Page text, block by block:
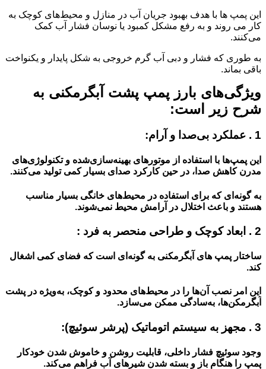
این پمپ ها با هدف بهبود جریان آب در منازل و محیط‌های کوچک به
کار می روند و به رفع مشکل کمبود یا نوسان فشار آب کمک
می‌کنند.
به طوری که فشار و دبی آب گرم خروجی به شکل پایدار و یکنواخت
باقی بماند.
ویژگی‌های بارز پمپ پشت آبگرمکنی به
شرح زیر است:
1 . عملکرد بی‌صدا و آرام:
این پمپ‌ها با استفاده از موتورهای بهینه‌سازی‌شده و تکنولوژی‌های
مدرن کاهش صدا، در حین کارکرد صدای بسیار کمی تولید می‌کنند.
به گونه‌ای که برای استفاده در محیط‌های خانگی بسیار مناسب
هستند و باعث اختلال در آرامش محیط نمی‌شوند.
2 . ابعاد کوچک و طراحی منحصر به فرد :
ساختار پمپ های آبگرمکنی به گونه‌ای است که فضای کمی اشغال
کند.
این امر نصب آن‌ها را در محیط‌های محدود و کوچک، به‌ویژه در پشت
آبگرمکن‌ها، به‌سادگی ممکن می‌سازد.
3 . مجهز به سیستم اتوماتیک (پرشر سوئیچ):
وجود سوئیچ فشار داخلی، قابلیت روشن و خاموش شدن خودکار
پمپ را هنگام باز و بسته شدن شیرهای آب فراهم می‌کند.